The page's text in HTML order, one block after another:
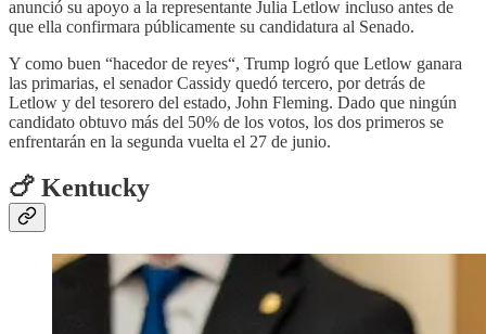
anunció su apoyo a la representante Julia Letlow incluso antes de
que ella confirmara públicamente su candidatura al Senado.
Y como buen “hacedor de reyes“, Trump logró que Letlow ganara
las primarias, el senador Cassidy quedó tercero, por detrás de
Letlow y del tesorero del estado, John Fleming. Dado que ningún
candidato obtuvo más del 50% de los votos, los dos primeros se
enfrentarán en la segunda vuelta el 27 de junio.
🍗 Kentucky